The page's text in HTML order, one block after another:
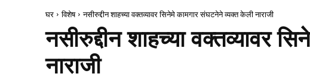
घर विशेष नसीरुद्दीन शाहच्या वक्तव्यावर सिनेमे कामगार संघटनेने व्यक्त केली नाराजी
नसीरुद्दीन शाहच्या वक्तव्यावर
नाराजी